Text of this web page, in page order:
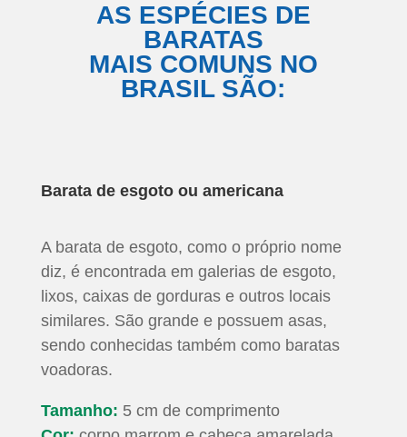
AS ESPÉCIES DE
BARATAS
MAIS COMUNS NO
BRASIL SÃO:
Barata de esgoto ou americana
A barata de esgoto, como o próprio nome
diz, é encontrada em galerias de esgoto,
lixos, caixas de gorduras e outros locais
similares. São grande e possuem asas,
sendo conhecidas também como baratas
voadoras.
Tamanho: 5 cm de comprimento